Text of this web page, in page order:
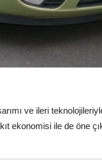
ve ileri
ekonomisi ile de öne